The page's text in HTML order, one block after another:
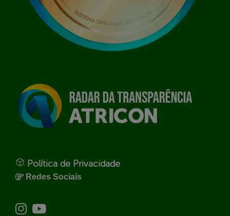
Política de Privacidade
Redes Sociais